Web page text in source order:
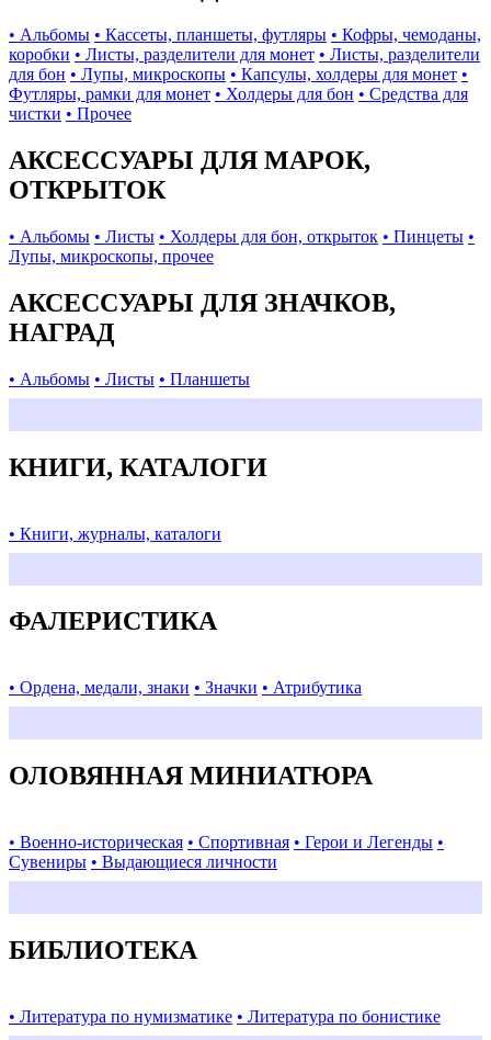
• Альбомы • Кассеты, планшеты, футляры • Кофры, чемоданы,
коробки • Листы, разделители для монет • Листы, разделители
для бон • Лупы, микроскопы • Капсулы, холдеры для монет •
Футляры, рамки для монет • Холдеры для бон • Средства для
чистки • Прочее
АКСЕССУАРЫ ДЛЯ МАРОК,
ОТКРЫТОК
• Альбомы • Листы • Холдеры для бон, открыток • Пинцеты •
Лупы, микроскопы, прочее
АКСЕССУАРЫ ДЛЯ ЗНАЧКОВ,
НАГРАД
• Альбомы • Листы • Планшеты
КНИГИ, КАТАЛОГИ
• Книги, журналы, каталоги
ФАЛЕРИСТИКА
• Ордена, медали, знаки • Значки • Атрибутика
ОЛОВЯННАЯ МИНИАТЮРА
• Военно-историческая • Спортивная • Герои и Легенды •
Сувениры • Выдающиеся личности
БИБЛИОТЕКА
• Литература по нумизматике • Литература по бонистике